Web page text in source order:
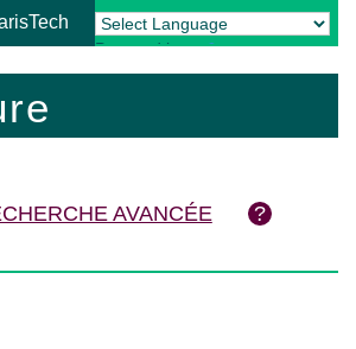
Powered by Translate
AVANCÉE